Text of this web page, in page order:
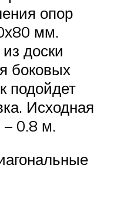
опор
мм.
доски
боковых
подойдет
Исходная
– 0.8 м.